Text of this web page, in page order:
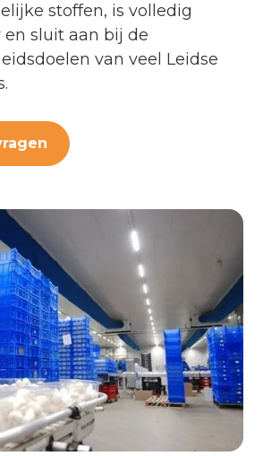
stoffen, is volledig
en sluit aan bij de
van veel Leidse